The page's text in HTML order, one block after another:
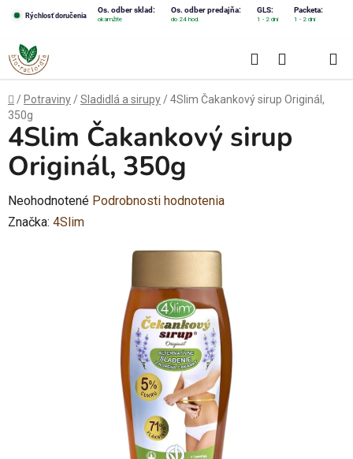
obsah
Rýchlosť doručenia
Os. odber sklad: Os. odber predajňa: GLS: Packeta:
okamžite do 24 hod. 1 - 2 dni 1 - 2 dni
Hľadať
KOŠÍK
Domov
/ Potraviny /Sladidlá a sirupy /4Slim Čakankový sirup Originál,
350g
4Slim Čakankový sirup
Originál, 350g
Priemerné
hodnotenie
Neohodnotené Podrobnosti hodnotenia
Značka: 4Slim